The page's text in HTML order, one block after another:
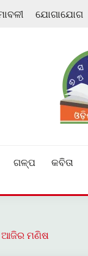
ଯୋଗାଯୋଗ
ଗଳ୍ପ କବିତା
ଆଜିର ମଣିଷ